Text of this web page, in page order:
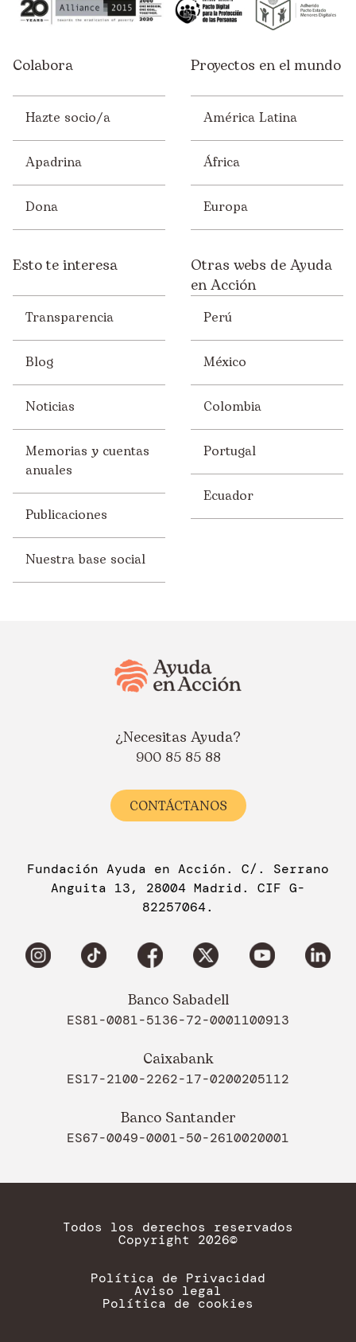
Colabora
Hazte socio/a
Apadrina
Dona
Proyectos en el mundo
América Latina
África
Europa
Esto te interesa
Transparencia
Blog
Noticias
Memorias y cuentas
anuales
Publicaciones
Nuestra base social
Otras webs de Ayuda
en Acción
Perú
México
Colombia
Portugal
Ecuador
¿Necesitas Ayuda?
900 85 85 88
CONTÁCTANOS
Fundación Ayuda en Acción. C/. Serrano
Anguita 13, 28004 Madrid. CIF G-
82257064.
Banco Sabadell
ES81-0081-5136-72-0001100913
Caixabank
ES17-2100-2262-17-0200205112
Banco Santander
ES67-0049-0001-50-2610020001
Todos los derechos reservados
Copyright 2026©
Política de Privacidad
Aviso legal
Política de cookies